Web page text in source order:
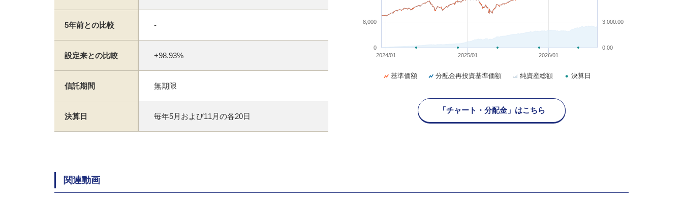
5年前との比較 -
設定来との比較 +98.93%
信託期間 無期限
決算日 毎年5月および11月の各20日
2024/01 2025/01 2026/01
0
8,000
0.00
3,000.00
基準価額 分配金再投資基準価額 純資産総額 決算日
「チャート・分配金」はこちら
関連動画